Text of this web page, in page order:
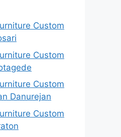
Custom
Custom
Custom
Danurejan
Custom